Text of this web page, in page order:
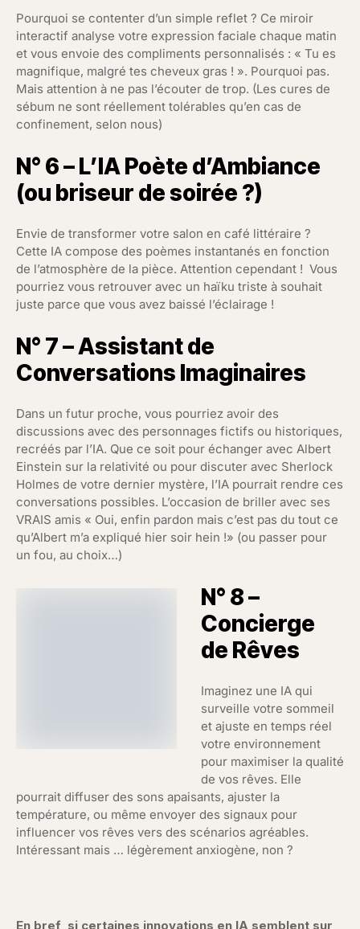
Pourquoi se contenter d’un simple reflet ? Ce miroir
interactif analyse votre expression faciale chaque matin
et vous envoie des compliments personnalisés : « Tu es
magnifique, malgré tes cheveux gras ! ». Pourquoi pas.
Mais attention à ne pas l’écouter de trop. (Les cures de
sébum ne sont réellement tolérables qu’en cas de
confinement, selon nous)
N° 6 – L’IA Poète d’Ambiance
(ou briseur de soirée ?)
Envie de transformer votre salon en café littéraire ?
Cette IA compose des poèmes instantanés en fonction
de l’atmosphère de la pièce. Attention cependant ! Vous
pourriez vous retrouver avec un haïku triste à souhait
juste parce que vous avez baissé l’éclairage !
N° 7 – Assistant de
Conversations Imaginaires
Dans un futur proche, vous pourriez avoir des
discussions avec des personnages fictifs ou historiques,
recréés par l’IA. Que ce soit pour échanger avec Albert
Einstein sur la relativité ou pour discuter avec Sherlock
Holmes de votre dernier mystère, l’IA pourrait rendre ces
conversations possibles. L’occasion de briller avec ses
VRAIS amis « Oui, enfin pardon mais c’est pas du tout ce
qu’Albert m’a expliqué hier soir hein !» (ou passer pour
un fou, au choix…)
N° 8 –
Concierge
de Rêves
Imaginez une IA qui
surveille votre sommeil
et ajuste en temps réel
votre environnement
pour maximiser la qualité
de vos rêves. Elle
pourrait diffuser des sons apaisants, ajuster la
température, ou même envoyer des signaux pour
influencer vos rêves vers des scénarios agréables.
Intéressant mais … légèrement anxiogène, non ?
En bref, si certaines innovations en IA semblent sur